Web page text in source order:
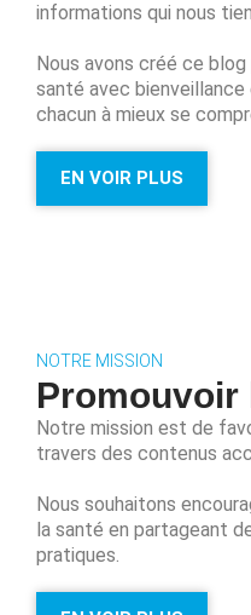
informations qui nous
Nous avons créé ce
santé avec
chacun à mieux se
EN VOIR PLUS
NOTRE MISSION
Promouvoir
Notre mission est de
travers des contenus
Nous souhaitons
la santé en partageant
pratiques.